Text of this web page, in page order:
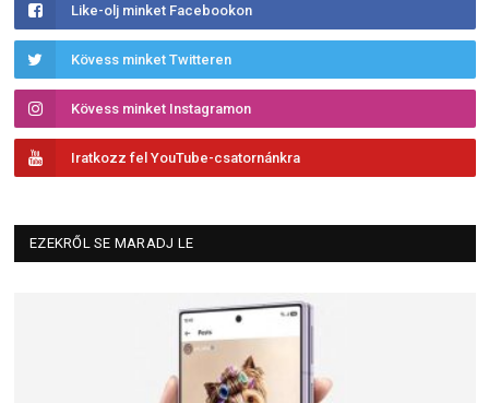
Like-olj minket Facebookon
Kövess minket Twitteren
Kövess minket Instagramon
Iratkozz fel YouTube-csatornánkra
EZEKRŐL SE MARADJ LE